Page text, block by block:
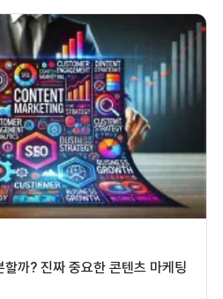
까? 진짜 중요한 콘텐츠 마케팅